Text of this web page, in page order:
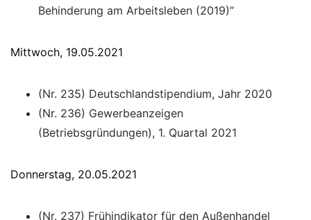
Behinderung am Arbeitsleben (2019)”
Mittwoch, 19.05.2021
(Nr. 235) Deutschlandstipendium, Jahr 2020
(Nr. 236) Gewerbeanzeigen
(Betriebsgründungen), 1. Quartal 2021
Donnerstag, 20.05.2021
(Nr. 237) Frühindikator für den Außenhandel